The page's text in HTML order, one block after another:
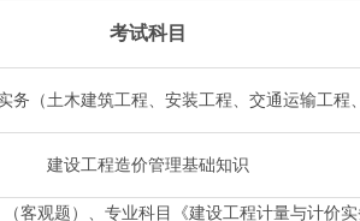
考试科目
务（土木建筑工程、安装工程、交通运输工程
建设工程造价管理基础知识
观题）、专业科目《建设工程计量与计价